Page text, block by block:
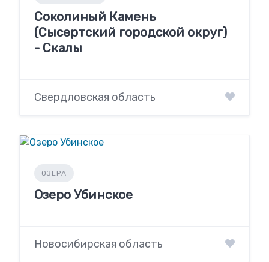
Соколиный Камень
(Сысертский городской округ)
- Скалы
Свердловская область
ОЗЁРА
Озеро Убинское
Новосибирская область